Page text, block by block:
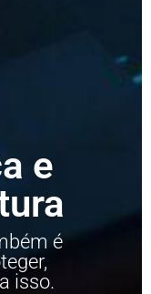
e
é
isso.